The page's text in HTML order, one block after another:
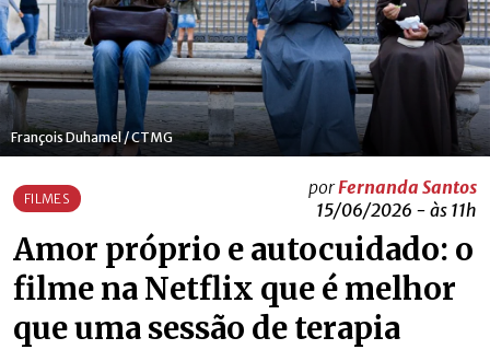
François Duhamel / CTMG
FILMES
porFernanda Santos
15/06/2026 - às 11h
Amor próprio e autocuidado: o
filme na Netflix que é melhor
que uma sessão de terapia